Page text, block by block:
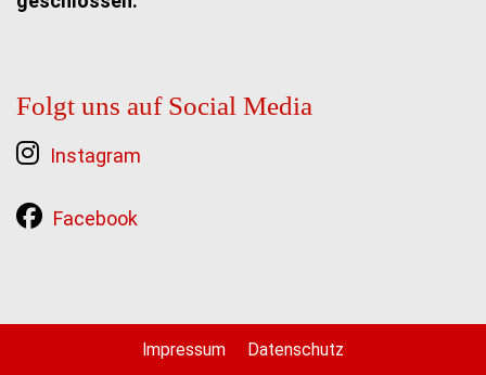
Folgt uns auf Social Media
Instagram
Facebook
Impressum Datenschutz